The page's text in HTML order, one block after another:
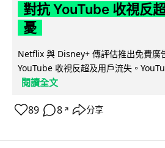
對抗 YouTube 收視反
憂
Netflix 與 Disney+ 傳評估推出免費廣
YouTube 收視反超及用戶流失。
閱讀全文
89 8 ↗ 分享